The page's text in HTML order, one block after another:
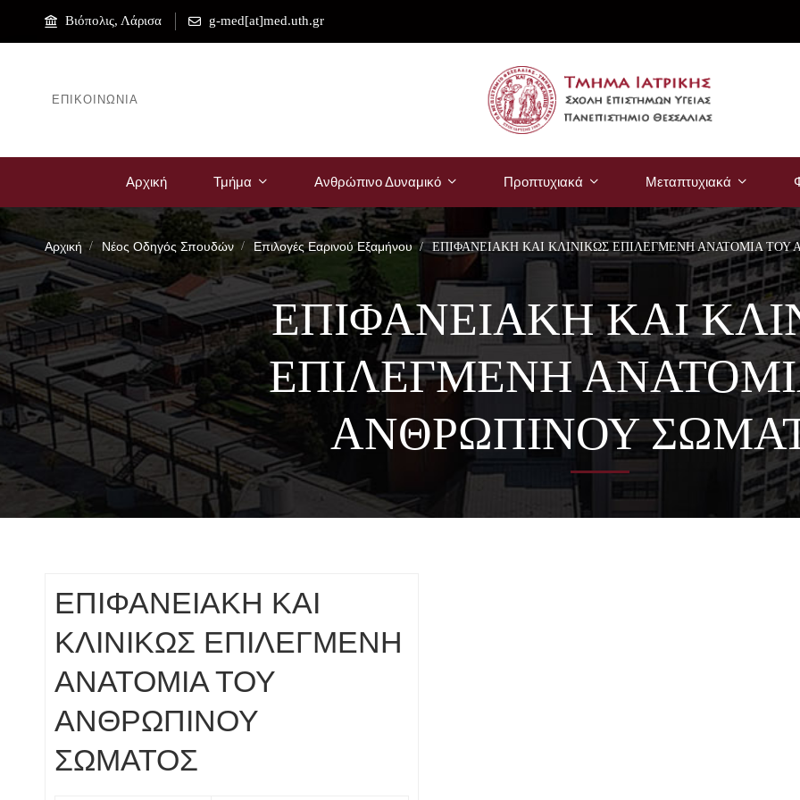
Βιόπολις, Λάρισα g-med[at]med.uth.gr
ΕΠΙΚΟΙΝΩΝΊΑ
Αρχική Τμήμα Ανθρώπινο Δυναμικό Προπτυχιακά Μεταπτυχιακά
Αρχική Νέος Οδηγός Σπουδών Επιλογές Εαρινού Εξαμήνου ΕΠΙΦΑΝΕΙΑΚΗ ΚΑΙ ΚΛΙΝΙΚΩΣ ΕΠΙΛΕΓΜΕΝΗ ΑΝΑΤΟΜΙΑ ΤΟΥ
ΕΠΙΦΑΝΕΙΑΚΗ ΚΑΙ
ΕΠΙΛΕΓΜΕΝΗ
ΑΝΘΡΩΠΙΝΟΥ
ΕΠΙΦΑΝΕΙΑΚΗ ΚΑΙ
ΚΛΙΝΙΚΩΣ ΕΠΙΛΕΓΜΕΝΗ
ΑΝΑΤΟΜΙΑ ΤΟΥ
ΑΝΘΡΩΠΙΝΟΥ
ΣΩΜΑΤΟΣ